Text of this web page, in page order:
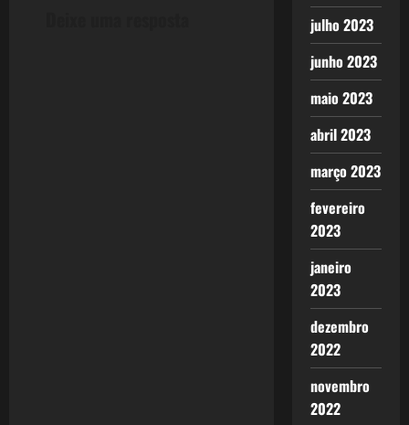
julho 2023
junho 2023
maio 2023
abril 2023
março 2023
fevereiro
2023
janeiro
2023
dezembro
2022
novembro
2022